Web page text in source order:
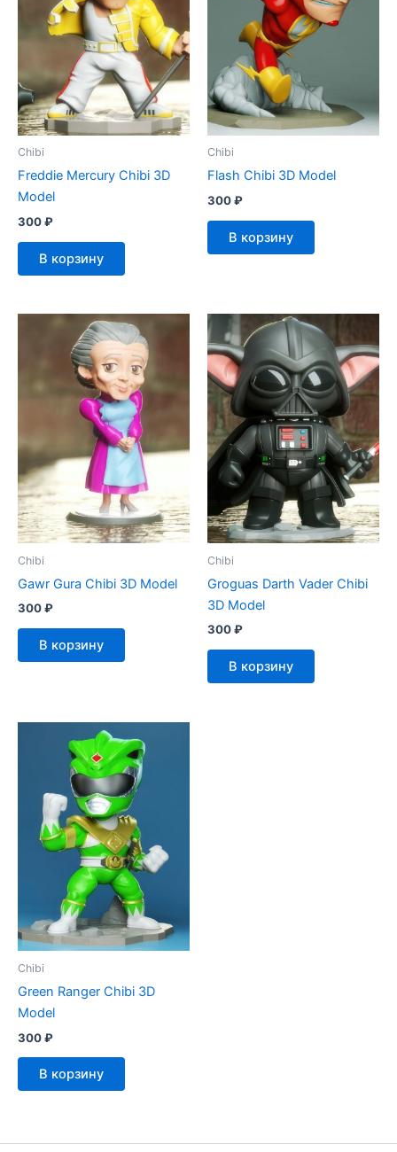
Chibi
Freddie Mercury Chibi 3D
Model
300₽
В корзину
Chibi
Flash Chibi 3D Model
300₽
В корзину
Chibi
Gawr Gura Chibi 3D Model
300₽
В корзину
Chibi
Groguas Darth Vader Chibi
3D Model
300₽
В корзину
Chibi
Green Ranger Chibi 3D
Model
300₽
В корзину